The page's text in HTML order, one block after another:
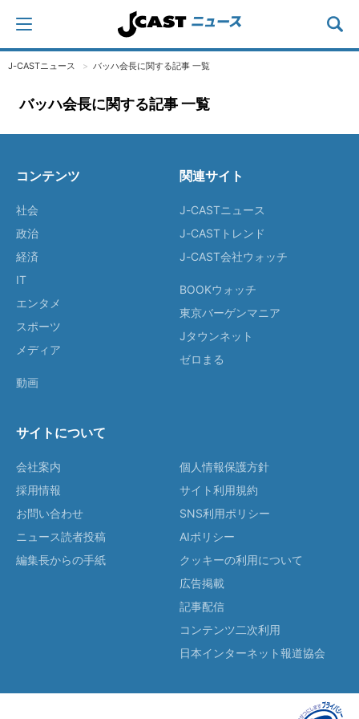
J-CASTニュース バッハ会長に関する記事 一覧
バッハ会長に関する記事 一覧
コンテンツ
社会
政治
経済
IT
エンタメ
スポーツ
メディア
動画
関連サイト
J-CASTニュース
J-CASTトレンド
J-CAST会社ウォッチ
BOOKウォッチ
東京バーゲンマニア
Jタウンネット
ゼロまる
サイトについて
会社案内
採用情報
お問い合わせ
ニュース読者投稿
編集長からの手紙
個人情報保護方針
サイト利用規約
SNS利用ポリシー
AIポリシー
クッキーの利用について
広告掲載
記事配信
コンテンツ二次利用
日本インターネット報道協会